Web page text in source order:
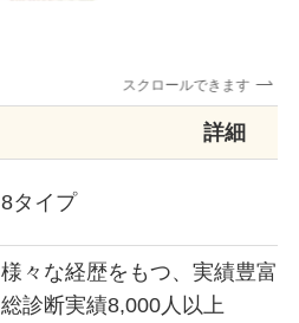
スクロールできます
詳細
8タイプ
様々な経歴をもつ、実績豊富
総診断実績8,000人以上